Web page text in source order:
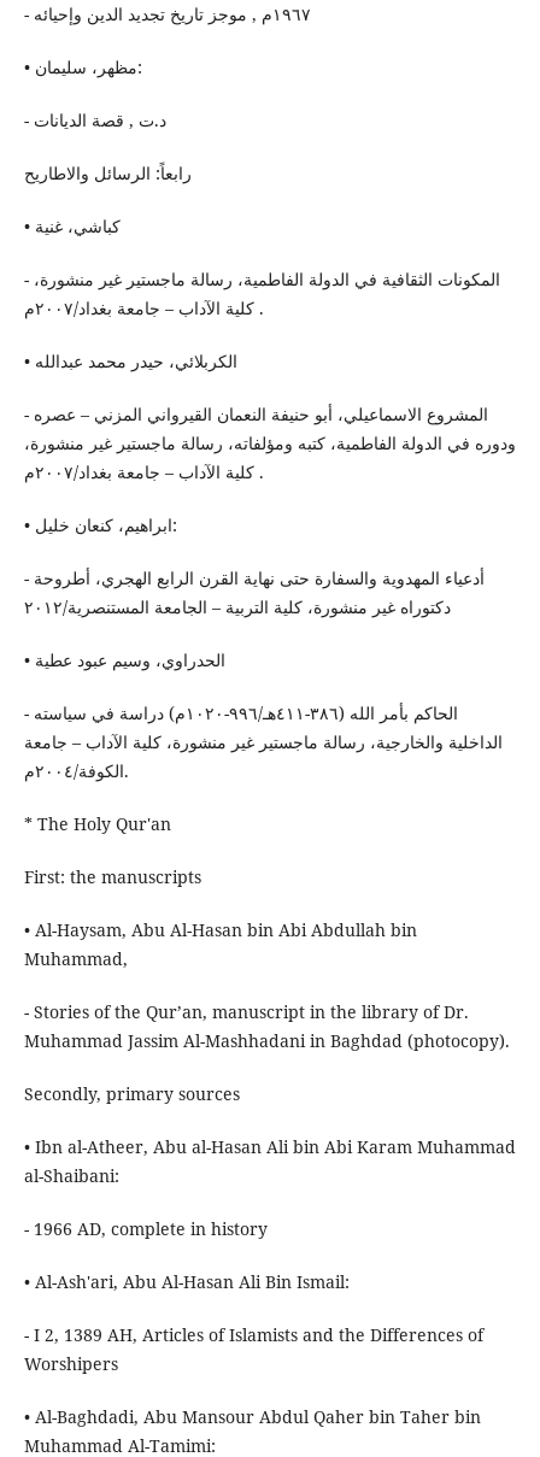
- ١٩٦٧م , موجز تاریخ تجدید الدین وإحیائه
• مظهر، سلیمان:
- د.ت , قصة الدیانات
رابعاً: الرسائل والاطاريح
• كباشي، غنیة
- المكونات الثقافیة في الدولة الفاطمیة، رسالة ماجستیر غیر منشورة،
كلیة الآداب – جامعة بغداد/٢٠٠٧م .
• الكربلائي، حیدر محمد عبدالله
- المشروع الاسماعیلي، أبو حنیفة النعمان القیرواني المزني – عصره
ودوره في الدولة الفاطمیة، كتبه ومؤلفاته، رسالة ماجستیر غیر منشورة،
كلیة الآداب – جامعة بغداد/٢٠٠٧م .
• ابراهيم، كنعان خلیل:
- أدعیاء المهدویة والسفارة حتى نهایة القرن الرابع الهجري، أطروحة
دكتوراه غیر منشورة، كلیة التربیة – الجامعة المستنصریة/٢٠١٢
• الحدراوي، وسیم عبود عطیة
- الحاكم بأمر الله (٣٨٦-٤١١هـ/٩٩٦-١٠٢٠م) دراسة في سیاسته
الداخلیة والخارجیة، رسالة ماجستیر غیر منشورة، كلیة الآداب – جامعة
الكوفة/٢٠٠٤م.
* The Holy Qur'an
First: the manuscripts
• Al-Haysam, Abu Al-Hasan bin Abi Abdullah bin
Muhammad,
- Stories of the Qur’an, manuscript in the library of Dr.
Muhammad Jassim Al-Mashhadani in Baghdad (photocopy).
Secondly, primary sources
• Ibn al-Atheer, Abu al-Hasan Ali bin Abi Karam Muhammad
al-Shaibani:
- 1966 AD, complete in history
• Al-Ash'ari, Abu Al-Hasan Ali Bin Ismail:
- I 2, 1389 AH, Articles of Islamists and the Differences of
Worshipers
• Al-Baghdadi, Abu Mansour Abdul Qaher bin Taher bin
Muhammad Al-Tamimi: